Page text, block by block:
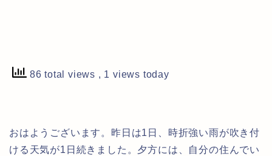
86 total views , 1 views today
おはようございます。昨日は1日、時折強い雨が吹き付
ける天気が1日続きました。夕方には、自分の住んでい